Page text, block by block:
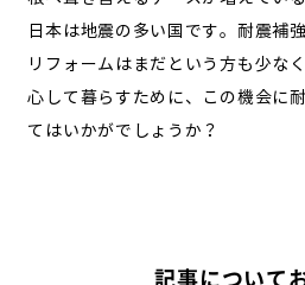
日本は地震の多い国です。耐震補
リフォームはまだという方も少な
心して暮らすために、この機会に
てはいかがでしょうか？
記事について